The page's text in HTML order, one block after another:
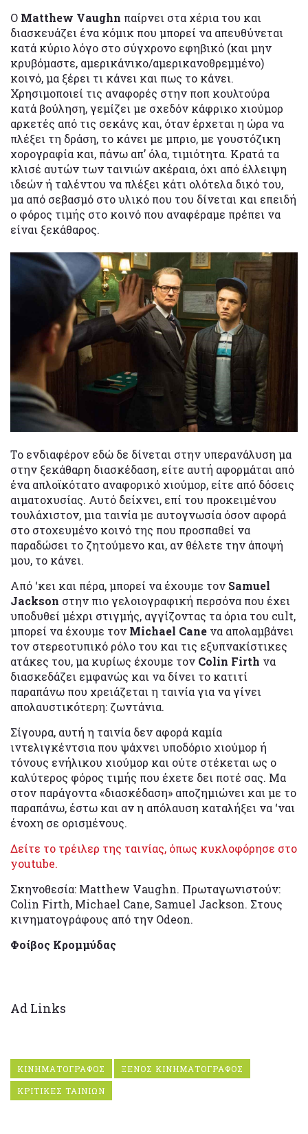
Ο Matthew Vaughn παίρνει στα χέρια του και
διασκευάζει ένα κόμικ που μπορεί να απευθύνεται
κατά κύριο λόγο στο σύγχρονο εφηβικό (και μην
κρυβόμαστε, αμερικάνικο/αμερικανοθρεμμένο)
κοινό, μα ξέρει τι κάνει και πως το κάνει.
Χρησιμοποιεί τις αναφορές στην ποπ κουλτούρα
κατά βούληση, γεμίζει με σχεδόν κάφρικο χιούμορ
αρκετές από τις σεκάνς και, όταν έρχεται η ώρα να
πλέξει τη δράση, το κάνει με μπριο, με γουστόζικη
χορογραφία και, πάνω απ’ όλα, τιμιότητα. Κρατά τα
κλισέ αυτών των ταινιών ακέραια, όχι από έλλειψη
ιδεών ή ταλέντου να πλέξει κάτι ολότελα δικό του,
μα από σεβασμό στο υλικό που του δίνεται και επειδή
ο φόρος τιμής στο κοινό που αναφέραμε πρέπει να
είναι ξεκάθαρος.
Το ενδιαφέρον εδώ δε δίνεται στην υπερανάλυση μα
στην ξεκάθαρη διασκέδαση, είτε αυτή αφορμάται από
ένα απλοϊκότατο αναφορικό χιούμορ, είτε από δόσεις
αιματοχυσίας. Αυτό δείχνει, επί του προκειμένου
τουλάχιστον, μια ταινία με αυτογνωσία όσον αφορά
στο στοχευμένο κοινό της που προσπαθεί να
παραδώσει το ζητούμενο και, αν θέλετε την άποψή
μου, το κάνει.
Από ‘κει και πέρα, μπορεί να έχουμε τον Samuel
Jackson στην πιο γελοιογραφική περσόνα που έχει
υποδυθεί μέχρι στιγμής, αγγίζοντας τα όρια του cult,
μπορεί να έχουμε τον Michael Cane να απολαμβάνει
τον στερεοτυπικό ρόλο του και τις εξυπνακίστικες
ατάκες του, μα κυρίως έχουμε τον Colin Firth να
διασκεδάζει εμφανώς και να δίνει το κατιτί
παραπάνω που χρειάζεται η ταινία για να γίνει
απολαυστικότερη: ζωντάνια.
Σίγουρα, αυτή η ταινία δεν αφορά καμία
ιντελιγκέντσια που ψάχνει υποδόριο χιούμορ ή
τόνους ενήλικου χιούμορ και ούτε στέκεται ως ο
καλύτερος φόρος τιμής που έχετε δει ποτέ σας. Μα
στον παράγοντα «διασκέδαση» αποζημιώνει και με το
παραπάνω, έστω και αν η απόλαυση καταλήξει να ‘ναι
ένοχη σε ορισμένους.
Δείτε το τρέιλερ της ταινίας, όπως κυκλοφόρησε στο
youtube.
Σκηνοθεσία: Matthew Vaughn. Πρωταγωνιστούν:
Colin Firth, Michael Cane, Samuel Jackson. Στους
κινηματογράφους από την Odeon.
Φοίβος Κρομμύδας
Ad Links
ΚΙΝΗΜΑΤΟΓΡΑΦΟΣ
ΞΕΝΟΣ ΚΙΝΗΜΑΤΟΓΡΑΦΟΣ
ΚΡΙΤΙΚΕΣ ΤΑΙΝΙΩΝ